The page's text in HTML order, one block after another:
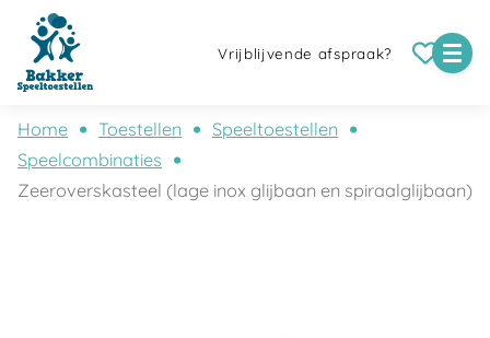
Vrijblijvende afspraak?
Home Toestellen
Speeltoestellen
Speelcombinaties
Zeeroverskasteel (lage inox glijbaan en spiraalglijbaan)